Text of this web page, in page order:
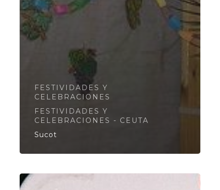
FESTIVIDADES Y
CELEBRACIONES
FESTIVIDADES Y
CELEBRACIONES - CEUTA
Sucot